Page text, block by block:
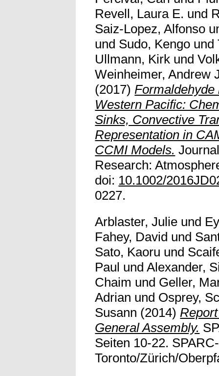
Revell, Laura E. und
Saiz-Lopez, Alfonso
und Sudo, Kengo und
Ullmann, Kirk und
Weinheimer, Andrew
(2017)Formaldehyde
Western Pacific:
Sinks, Convective
Representation in
CCMI Models.
Research:
doi: 10.1002/
0227.
Arblaster, Julie und
Fahey, David und
Sato, Kaoru und
Paul undAlexander,
Chaim und Geller,
Adrian und Osprey,
Susann (2014)
General Assembly.
Seiten 10-22.
Toronto/Zürich/